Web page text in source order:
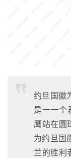
约旦国徽
是一一个
鹰站在圆
为约旦国
兰的胜利